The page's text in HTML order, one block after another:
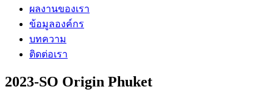
ผลงานของเรา
ข้อมูลองค์กร
บทความ
ติดต่อเรา
2023-SO Origin Phuket